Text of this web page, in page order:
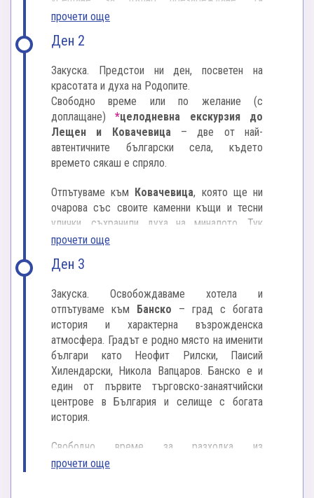
предлага облекчение при заболявания на
нервна система, бъбречно-урологични и
Огняново перфектният избор за почивка и
приключения.
Настаняваме се в „Елеганс СПА хотел“ 3* или
подобен. Свободно време за
релакс в СПА
зоната– минерални басейни, сауна и парна
баня.
Нощувка.
прочети още
Ден 2
Закуска. Предстои ни ден, посветен на
красотата и духа на Родопите.
Свободно време или по желание (с
доплащане)*целодневна екскурзия до
Лещен и Ковачевица– две от най-
автентичните български села, където
времето сякаш е спряло.
Отпътуваме към Ковачевица, която ще ни
очарова със своите каменни къщи и тесни
улички, съхранили духа на миналото. Тук
всяка гледка носи усещане за история и
разходка в това живописно село. Заради
често се превръщат в декор за български
филми. Сред тях са „Мера според мера” и
„Мъжки времена”.
Продължаваме към село Лещен,
разположено на южните склонове на
Родопите, то изглежда като живо музейно
произведение, което съхранява духа на стари
български традиции. Една от основните
където приготвят чудно вкусно сладко от
прочети още
Ден 3
Закуска. Освобождаваме хотела и
отпътуваме към
Банско – град с богата
история и характерна възрожденска
атмосфера. Градът е родно място на именити
българи като Неофит Рилски, Паисий
Хилендарски, Никола Вапцаров. Банско е и
един от първите търговско-занаятчийски
центрове в България и селище с богата
история.
Свободно време за разходка из
калдъръмените улици, където традицията и
прочети още